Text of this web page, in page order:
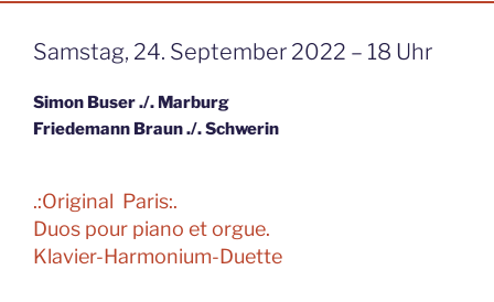
Samstag, 24. September 2022 – 18 Uhr
Simon Buser ./. Marburg
Friedemann Braun ./. Schwerin
.:Original Paris:.
Duos pour piano et orgue.
Klavier-Harmonium-Duette